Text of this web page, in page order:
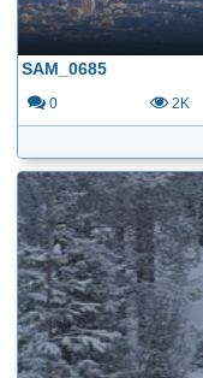
SAM_0685
0 2K